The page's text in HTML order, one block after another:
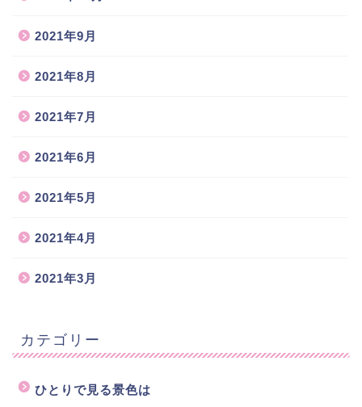
2021年9月
2021年8月
2021年7月
2021年6月
2021年5月
2021年4月
2021年3月
カテゴリー
ひとりで見る景色は